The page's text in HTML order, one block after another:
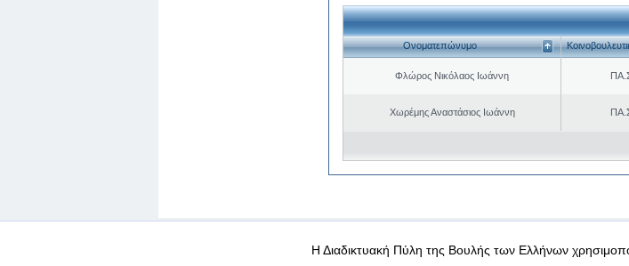
Ονοματεπώνυμο
Φλώρος Νικόλαος Ιωάννη
Χωρέμης Αναστάσιος Ιωάννη
Όροι χρήσης Προσωπικά δεδομένα Ασφάλεια & Πρόσβαση
Η Διαδικτυακή Πύλη της Βουλής των Ελλήνων